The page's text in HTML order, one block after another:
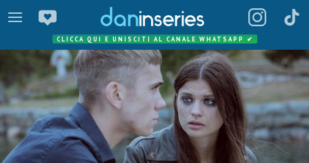
CLICCA QUI E UNISCITI AL CANALE WHATSAPP ✔